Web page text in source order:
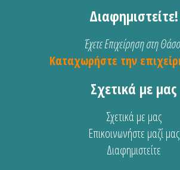
Διαφημιστείτε!
Έχετε Επιχείρηση στη
Καταχωρήστε την
Σχετικά με μας
Σχετικά με μας
Επικοινωνήστε μαζί μας
Διαφημιστείτε